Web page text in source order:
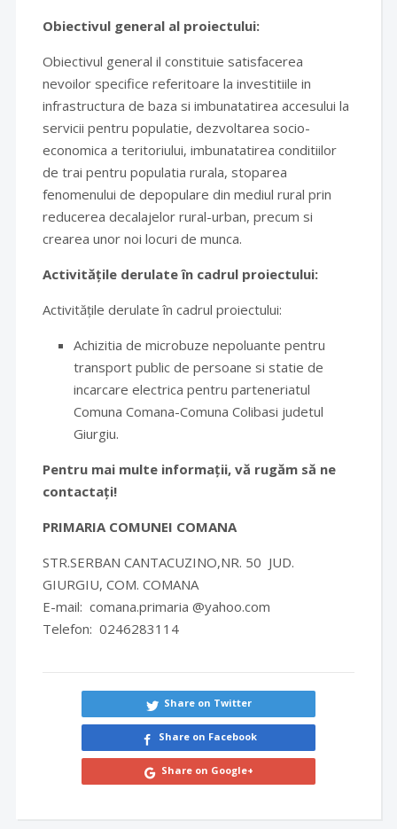
Obiectivul general al proiectului:
Obiectivul general il constituie satisfacerea
nevoilor specifice referitoare la investitiile in
infrastructura de baza si imbunatatirea accesului la
servicii pentru populatie, dezvoltarea socio-
economica a teritoriului, imbunatatirea conditiilor
de trai pentru populatia rurala, stoparea
fenomenului de depopulare din mediul rural prin
reducerea decalajelor rural-urban, precum si
crearea unor noi locuri de munca.
Activitățile derulate în cadrul proiectului:
Activitățile derulate în cadrul proiectului:
Achizitia de microbuze nepoluante pentru
transport public de persoane si statie de
incarcare electrica pentru parteneriatul
Comuna Comana-Comuna Colibasi judetul
Giurgiu.
Pentru mai multe informații, vă rugăm să ne
contactați!
PRIMARIA COMUNEI COMANA
STR.SERBAN CANTACUZINO,NR. 50 JUD.
GIURGIU, COM. COMANA
E-mail: comana.primaria @yahoo.com
Telefon: 0246283114
Share on Twitter
Share on Facebook
Share on Google+